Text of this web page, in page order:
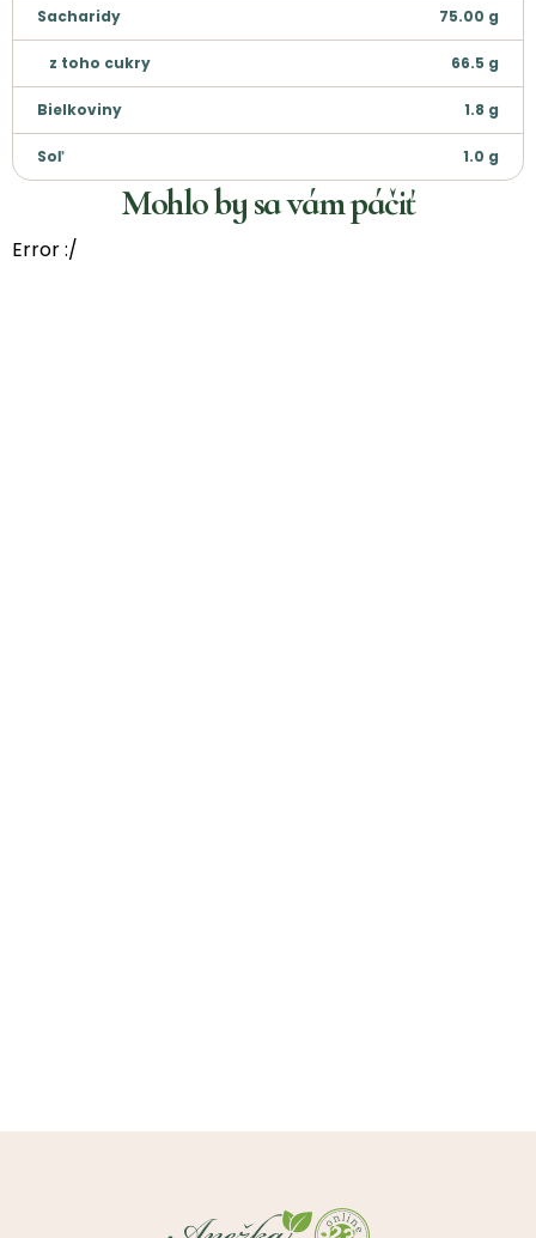
Sacharidy 75.00 g
z toho cukry 66.5 g
Bielkoviny 1.8 g
Soľ 1.0 g
Mohlo by sa vám páčiť
Error :/